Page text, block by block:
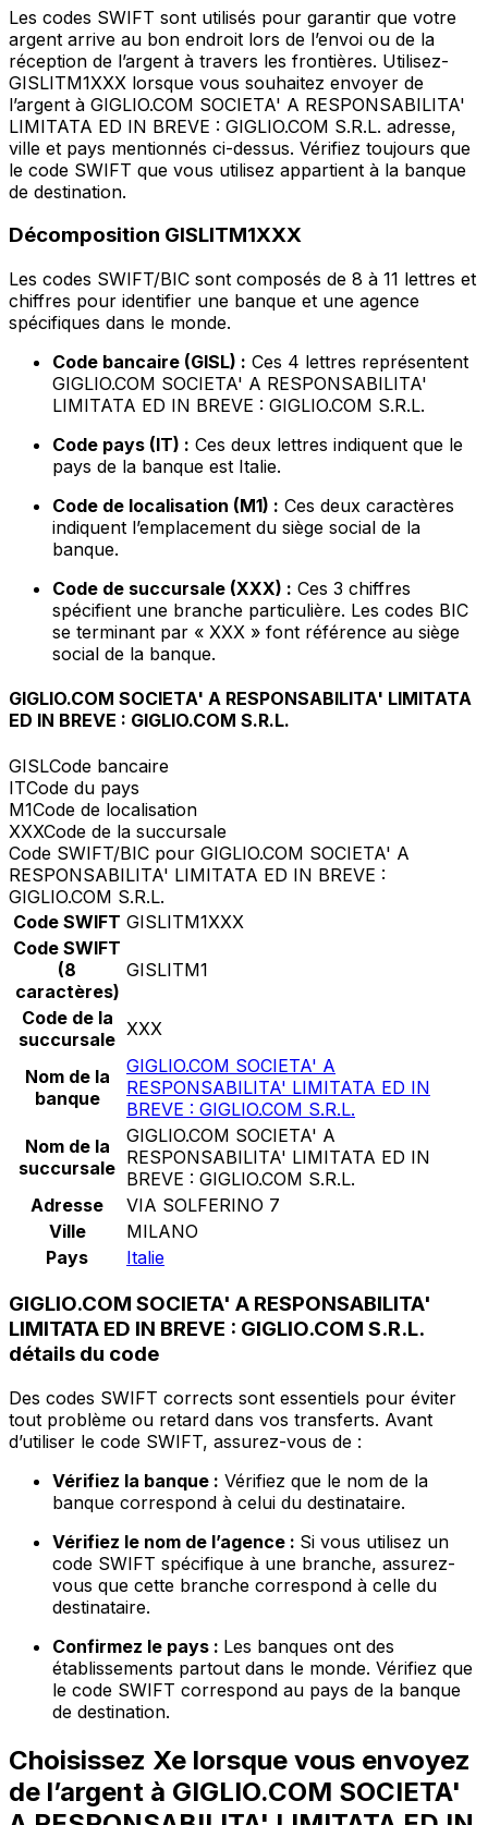
Les codes SWIFT sont utilisés pour garantir que votre
argent arrive au bon endroit lors de l’envoi ou de la
réception de l’argent à travers les frontières. Utilisez-
GISLITM1XXX lorsque vous souhaitez envoyer de
l’argent à GIGLIO.COM SOCIETA' A RESPONSABILITA'
LIMITATA ED IN BREVE : GIGLIO.COM S.R.L. adresse,
ville et pays mentionnés ci-dessus. Vérifiez toujours que
le code SWIFT que vous utilisez appartient à la banque
de destination.
Décomposition GISLITM1XXX
Les codes SWIFT/BIC sont composés de 8 à 11 lettres et
chiffres pour identifier une banque et une agence
spécifiques dans le monde.
Code bancaire (GISL) : Ces 4 lettres représentent
GIGLIO.COM SOCIETA' A RESPONSABILITA'
LIMITATA ED IN BREVE : GIGLIO.COM S.R.L.
Code pays (IT) : Ces deux lettres indiquent que le
pays de la banque est Italie.
Code de localisation (M1) : Ces deux caractères
indiquent l’emplacement du siège social de la
banque.
Code de succursale (XXX) : Ces 3 chiffres
spécifient une branche particulière. Les codes BIC
se terminant par « XXX » font référence au siège
social de la banque.
GIGLIO.COM SOCIETA' A RESPONSABILITA' LIMITATA
ED IN BREVE : GIGLIO.COM S.R.L.
GISLCode bancaire
ITCode du pays
M1Code de localisation
XXXCode de la succursale
Code SWIFT/BIC pour GIGLIO.COM SOCIETA' A
RESPONSABILITA' LIMITATA ED IN BREVE :
GIGLIO.COM S.R.L.
Code SWIFT GISLITM1XXX
Code SWIFT
(8
caractères)
GISLITM1
Code de la
succursale XXX
Nom de la
banque
GIGLIO.COM SOCIETA' A
RESPONSABILITA' LIMITATA ED IN
BREVE : GIGLIO.COM S.R.L.
Nom de la
succursale
GIGLIO.COM SOCIETA' A
RESPONSABILITA' LIMITATA ED IN
BREVE : GIGLIO.COM S.R.L.
Adresse
VIA SOLFERINO 7
Ville
MILANO
Pays
Italie
GIGLIO.COM SOCIETA' A RESPONSABILITA'
LIMITATA ED IN BREVE : GIGLIO.COM S.R.L.
détails du code
Des codes SWIFT corrects sont essentiels pour éviter
tout problème ou retard dans vos transferts. Avant
d’utiliser le code SWIFT, assurez-vous de :
Vérifiez la banque : Vérifiez que le nom de la
banque correspond à celui du destinataire.
Vérifiez le nom de l’agence : Si vous utilisez un
code SWIFT spécifique à une branche, assurez-
vous que cette branche correspond à celle du
destinataire.
Confirmez le pays : Les banques ont des
établissements partout dans le monde. Vérifiez que
le code SWIFT correspond au pays de la banque
de destination.
Choisissez Xe lorsque vous envoyez
de l’argent à GIGLIO.COM SOCIETA'